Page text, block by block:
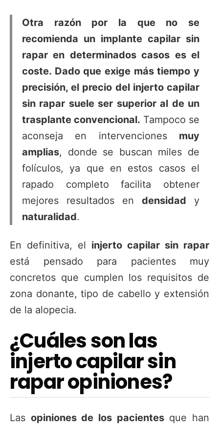
Otra razón por la que no se
recomienda un implante capilar sin
rapar en determinados casos es el
coste. Dado que exige más tiempo y
precisión, el precio del injerto capilar
sin rapar suele ser superior al de un
trasplante convencional. Tampoco se
aconseja en intervenciones muy
amplias, donde se buscan miles de
folículos, ya que en estos casos el
rapado completo facilita obtener
mejores resultados en densidad y
naturalidad.
En definitiva, el injerto capilar sin rapar
está pensado para pacientes muy
concretos que cumplen los requisitos de
zona donante, tipo de cabello y extensión
de la alopecia.
¿Cuáles son las
injerto capilar sin
rapar opiniones?
Las opiniones de los pacientesque han